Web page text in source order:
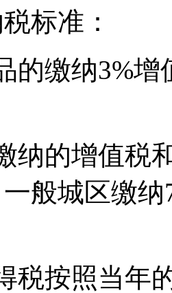
标准：
的缴纳3%
纳的增值税
般城区缴
税按照当年